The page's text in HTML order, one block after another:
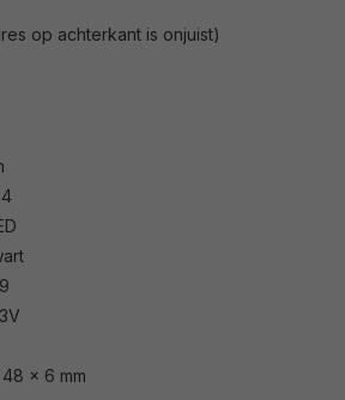
op achterkant is onjuist)
x 6 mm